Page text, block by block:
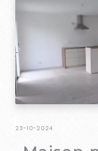
23-10-2024